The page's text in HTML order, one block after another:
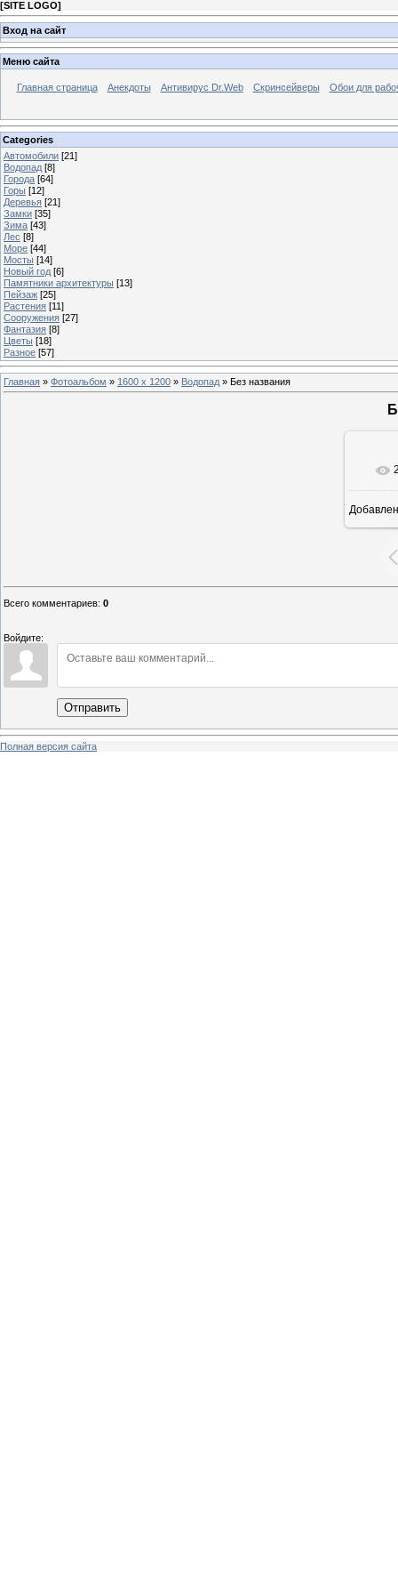
[SITE LOGO]
Вход на сайт
Меню сайта
Главная страница Анекдоты Антивирус Dr.Web Скринсейверы Обои для
Categories
Автомобили [21]
Водопад [8]
Города [64]
Горы [12]
Деревья [21]
Замки [35]
Зима [43]
Лес [8]
Море [44]
Мосты [14]
Новый год [6]
Памятники архитектуры [13]
Пейзаж [25]
Растения [11]
Сооружения [27]
Фантазия [8]
Цветы [18]
Разное [57]
Главная » Фотоальбом » 1600 x 1200 » Водопад » Без названия
Всего комментариев: 0
Войдите:
Отправить
Полная версия сайта